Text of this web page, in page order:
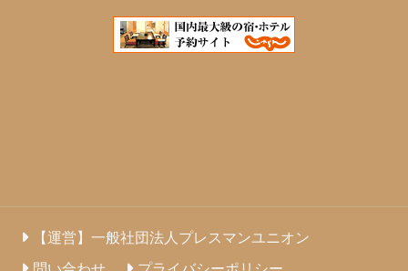
【運営】一般社団法人プレスマンユニオン